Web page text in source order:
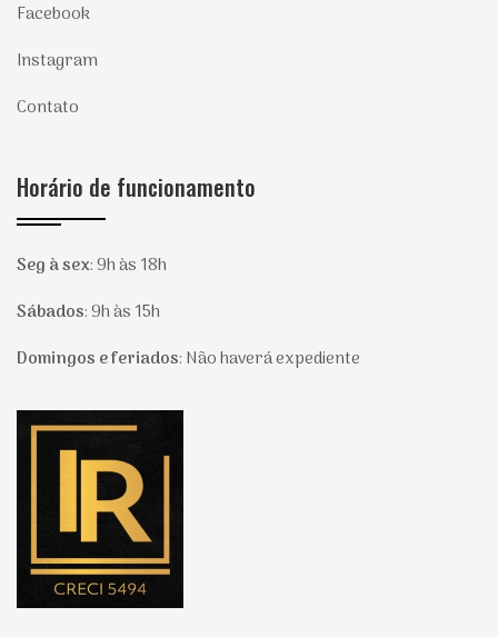
Facebook
Instagram
Contato
Horário de funcionamento
Seg à sex:9h às 18h
Sábados:9h às 15h
Domingos e feriados: Não haverá expediente
Página inicial